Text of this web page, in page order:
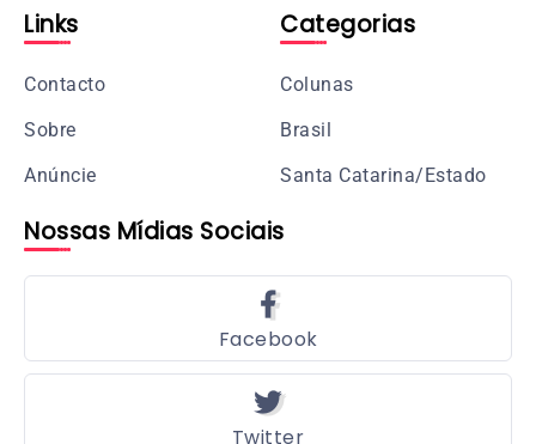
Links
Contacto
Sobre
Anúncie
Categorias
Colunas
Brasil
Santa Catarina/Estado
Nossas Mídias Sociais
Facebook
Twitter